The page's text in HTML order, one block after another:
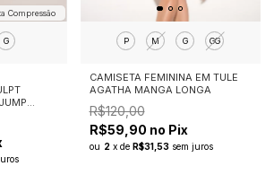
Compressão
G P M G GG
CAMISETA FEMININA EM TULE
AGATHA MANGA LONGA
R$120,00
R$59,90 no Pix
ou 2 x de R$31,53 sem juros